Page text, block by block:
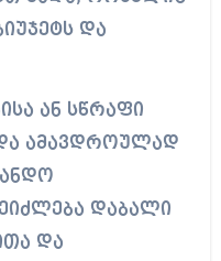
და
ან სწრაფი
და ამავდროულად
დაბალი
და